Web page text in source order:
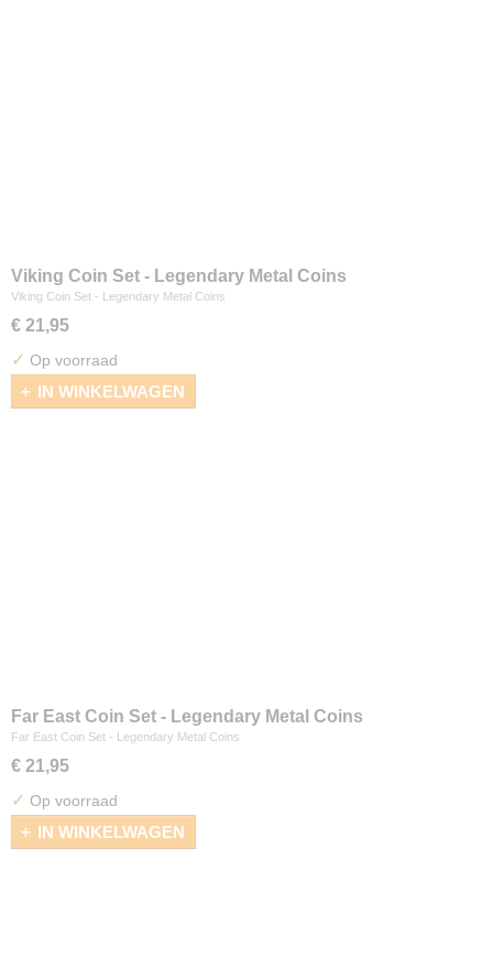
Viking Coin Set - Legendary Metal Coins
Viking Coin Set - Legendary Metal Coins
€ 21,95
✓ Op voorraad
IN WINKELWAGEN
Far East Coin Set - Legendary Metal Coins
Far East Coin Set - Legendary Metal Coins
€ 21,95
✓ Op voorraad
IN WINKELWAGEN